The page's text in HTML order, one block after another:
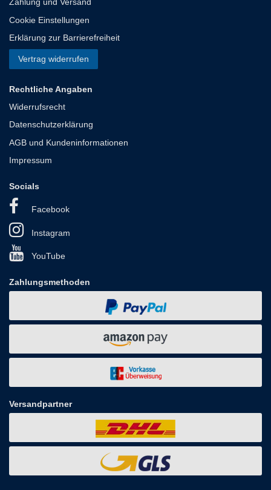
Zahlung und Versand
Cookie Einstellungen
Erklärung zur Barrierefreiheit
Vertrag widerrufen
Rechtliche Angaben
Widerrufsrecht
Datenschutzerklärung
AGB und Kundeninformationen
Impressum
Socials
Facebook
Instagram
YouTube
Zahlungsmethoden
Versandpartner